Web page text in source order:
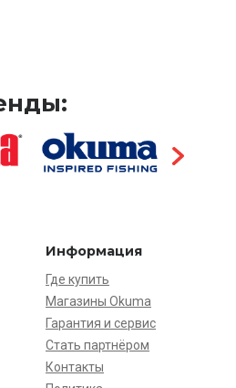
Информация
Где купить
Магазины Okuma
Гарантия и сервис
Стать партнёром
Контакты